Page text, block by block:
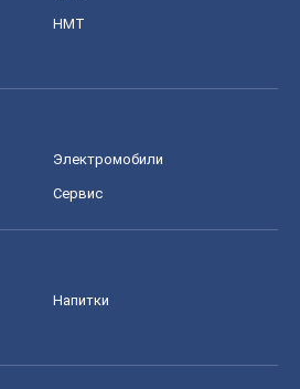
НМТ
Электромобили
Сервис
Напитки